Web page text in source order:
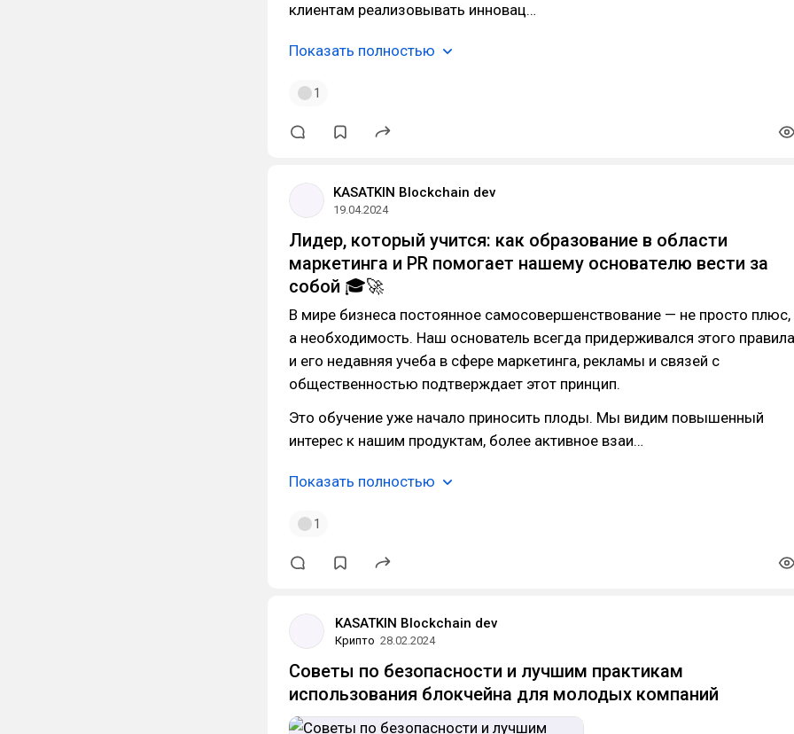
клиентам реализовывать инновац…
Показать полностью
1
KASATKIN Blockchain dev
19.04.2024
Лидер, который учится: как образование в области
маркетинга и PR помогает нашему основателю вести за
собой 🎓🚀
В мире бизнеса постоянное самосовершенствование — не просто плюс,
а необходимость. Наш основатель всегда придерживался этого
и его недавняя учеба в сфере маркетинга, рекламы и связей с
общественностью подтверждает этот принцип.
Это обучение уже начало приносить плоды. Мы видим повышенный
интерес к нашим продуктам, более активное взаи…
Показать полностью
1
KASATKIN Blockchain dev
Крипто 28.02.2024
Советы по безопасности и лучшим практикам
использования блокчейна для молодых компаний